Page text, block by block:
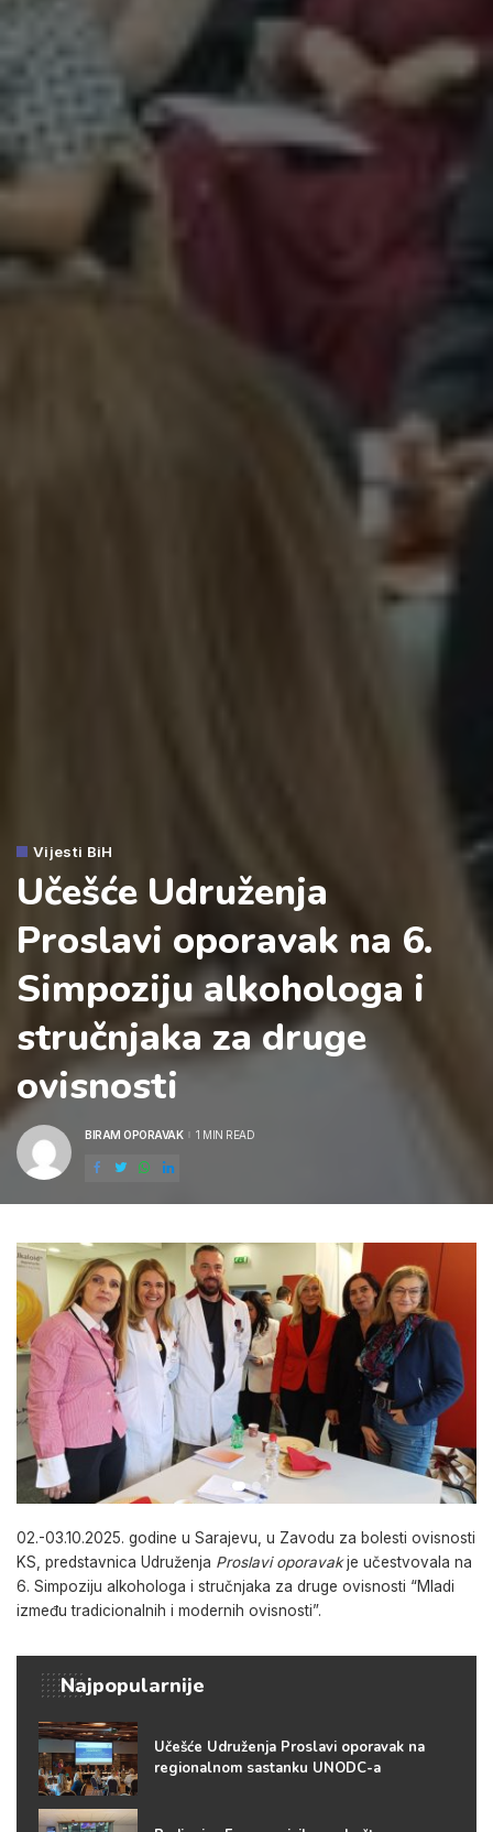
Vijesti BiH
Učešće Udruženja
Proslavi oporavak na 6.
Simpoziju alkohologa i
stručnjaka za druge
ovisnosti
POSTED
BIRAM OPORAVAK 1 MIN READ
02.-03.10.2025. godine u Sarajevu, u Zavodu za bolesti ovisnosti
KS, predstavnica Udruženja Proslavi oporavakje učestvovala na
6. Simpoziju alkohologa i stručnjaka za druge ovisnosti “Mladi
između tradicionalnih i modernih ovisnosti”.
Najpopularnije
Učešće Udruženja Proslavi oporavak na
regionalnom sastanku UNODC-a